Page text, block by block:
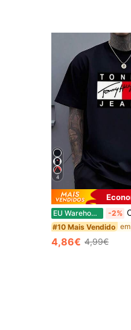
4
EU Warehouse -2%
#10 Mais Vendido
4,86€ 4,99€